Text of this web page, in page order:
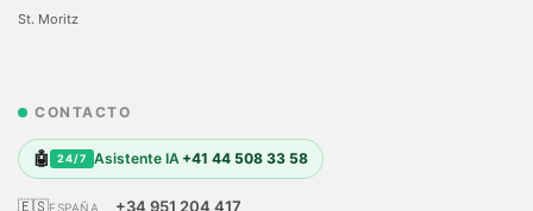
St. Moritz
CONTACTO
🤖 24/7 Asistente IA +41 44 508 33 58
🇪🇸ESPAÑA
+34 951 204 417